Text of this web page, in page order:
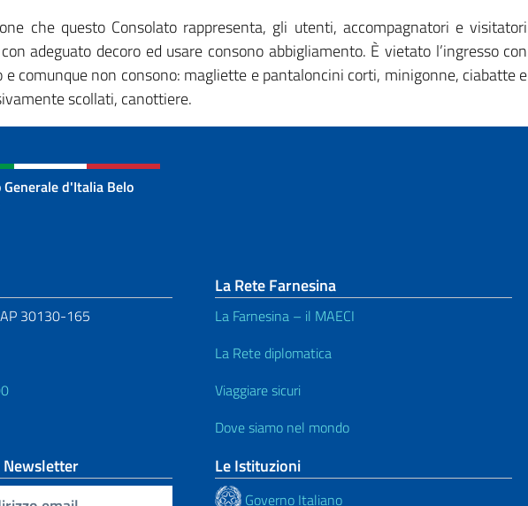
che questo Consolato rappresenta, gli utenti, accompagnatori e visitatori
adeguato decoro ed usare consono abbigliamento. È vietato l’ingresso con
comunque non consono: magliette e pantaloncini corti, minigonne, ciabatte e
scollati, canottiere.
Generale d'Italia Belo
30130-165
La Rete Farnesina
La Farnesina – il MAECI
La Rete diplomatica
Viaggiare sicuri
Dove siamo nel mondo
Le Istituzioni
Governo Italiano